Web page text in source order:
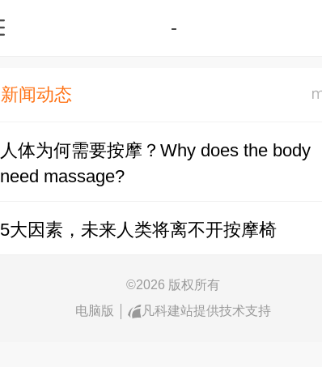
-
新闻动态
人体为何需要按摩？Why does the body
need massage?
5大因素，未来人类将离不开按摩椅
©2026 版权所有
电脑版
凡科建站提供技术支持